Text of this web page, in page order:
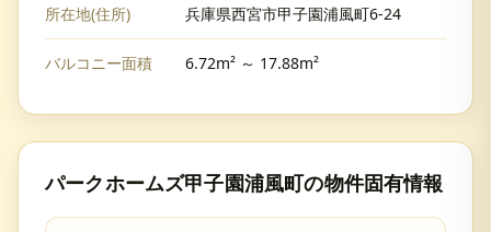
所在地(住所) 兵庫県西宮市甲子園浦風町6-24
バルコニー面積 6.72m² ～ 17.88m²
パークホームズ甲子園浦風町の物件固有情報